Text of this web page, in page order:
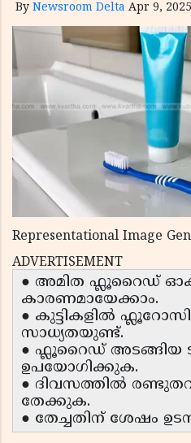
By Newsroom Delta Apr 9,
Representational Image
ADVERTISEMENT
● അമിത ഫ്ലൂറൈഡ്
കാരണമായേക്കാം.
● കുട്ടികളിൽ
സാധ്യതയുണ്ട്.
● ഫ്ലൂറൈഡ് അടങ്ങിയ
ഉപയോഗിക്കുക.
● ദിവസത്തിൽ
തേക്കുക.
● തേച്ചതിന് ശേഷം